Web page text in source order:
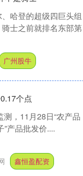
哈登的超级四巨头组
士之前就排名东部第
广州股牛
个点
，11月28日“农产品
产品批发价....
鑫恒盈配资